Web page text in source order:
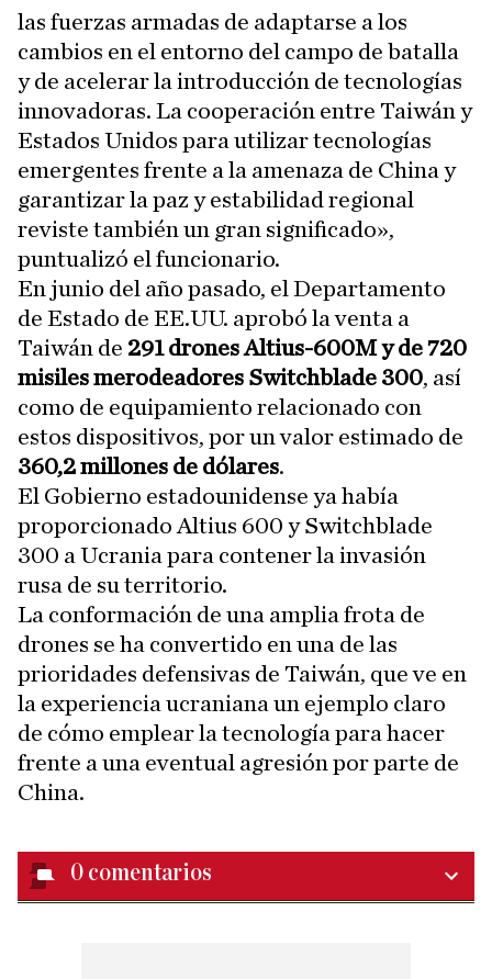
las fuerzas armadas de adaptarse a los
cambios en el entorno del campo de batalla
y de acelerar la introducción de tecnologías
innovadoras. La cooperación entre Taiwán y
Estados Unidos para utilizar tecnologías
emergentes frente a la amenaza de China y
garantizar la paz y estabilidad regional
reviste también un gran significado»,
puntualizó el funcionario.
En junio del año pasado, el Departamento
de Estado de EE.UU. aprobó la venta a
Taiwán de 291 drones Altius-600M y de 720
misiles merodeadores Switchblade 300, así
como de equipamiento relacionado con
estos dispositivos, por un valor estimado de
360,2 millones de dólares.
El Gobierno estadounidense ya había
proporcionado Altius 600 y Switchblade
300 a Ucrania para contener la invasión
rusa de su territorio.
La conformación de una amplia frota de
drones se ha convertido en una de las
prioridades defensivas de Taiwán, que ve en
la experiencia ucraniana un ejemplo claro
de cómo emplear la tecnología para hacer
frente a una eventual agresión por parte de
China.
0 comentarios